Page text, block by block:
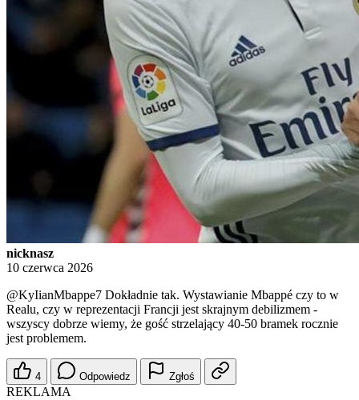
nicknasz
10 czerwca 2026
@KyIianMbappe7 Dokładnie tak. Wystawianie Mbappé czy to w
Realu, czy w reprezentacji Francji jest skrajnym debilizmem -
wszyscy dobrze wiemy, że gość strzelający 40-50 bramek rocznie
jest problemem.
4 Odpowiedz Zgłoś
REKLAMA